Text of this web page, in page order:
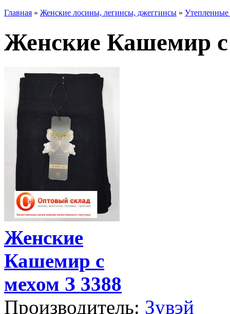
Главная » Женские лосины, легинсы, джеггинсы »
Женские Кашемир с
Женские
Кашемир с
мехом З 3388
Производитель: Зувэй